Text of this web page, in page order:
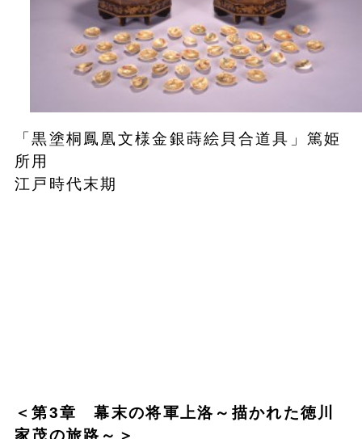
「黒塗桐鳳凰文様金銀蒔絵貝合道具」篤姫
所用
江戸時代末期
＜第3章 幕末の将軍上洛～描かれた徳川
家茂の旅路～＞